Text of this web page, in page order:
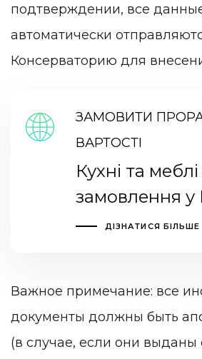
подтверждении, все
автоматически
Консерваторию для
ЗАМОВИТИ
ВАРТОСТІ
Кухні та
замовлення у
ДІЗНАТИСЯ БІЛЬШЕ
Важное примечание: все
документы должны быть
(в случае, если они выданы